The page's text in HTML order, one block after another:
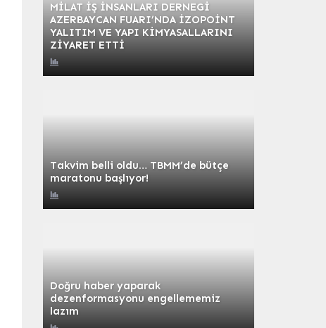
MİLAT İŞ İNSANLARI DERNEGİ
AZERBAYCAN FUARI’NDA İZOPOİNT
YALITIM VE YAPI KİMYASALLARINI
ZİYARET ETTİ
Takvim belli oldu… TBMM’de bütçe
maratonu başlıyor!
Doğru haber yaparak
dezenformasyonu engellememiz
lazım